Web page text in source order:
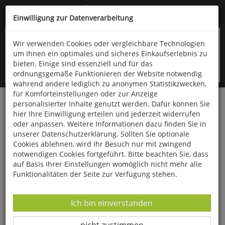
Kompletten Head der Seite überspringen
oder (06766) 9323-960
Startseite Bücher Verschiedene Sachgebiete
Romy spielt sich frei
Einwilligung zur Datenverarbeitung
Wir verwenden Cookies oder vergleichbare Technologien
um Ihnen ein optimales und sicheres Einkaufserlebnis zu
bieten. Einige sind essenziell und für das
ordnungsgemäße Funktionieren der Website notwendig
während andere lediglich zu anonymen Statistikzwecken,
für Komforteinstellungen oder zur Anzeige
personalisierter Inhalte genutzt werden. Dafür können Sie
hier Ihre Einwilligung erteilen und jederzeit widerrufen
oder anpassen. Weitere Informationen dazu finden Sie in
unserer Datenschutzerklärung. Sollten Sie optionale
Cookies ablehnen, wird Ihr Besuch nur mit zwingend
notwendigen Cookies fortgeführt. Bitte beachten Sie, dass
auf Basis Ihrer Einstellungen womöglich nicht mehr alle
Funktionalitäten der Seite zur Verfügung stehen.
Datenverarbeitung -
Ich bin einverstanden